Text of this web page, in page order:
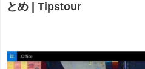
とめ | Tipstour